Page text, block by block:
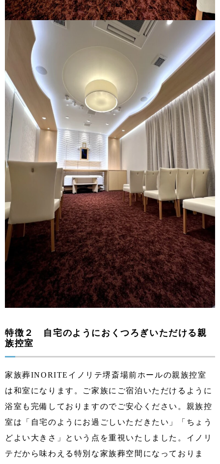
特徴２ 自宅のようにおくつろぎいただける親
族控室
家族葬INORITEイノリテ堺斎場前ホールの親族控室
は和室になります。ご家族にご宿泊いただけるように
浴室も完備しておりますのでご安心ください。親族控
室は「自宅のようにお過ごしいただきたい」「ちょう
どよい大きさ」という点を重視いたしました。イノリ
テだから味わえる特別な家族葬空間になっておりま